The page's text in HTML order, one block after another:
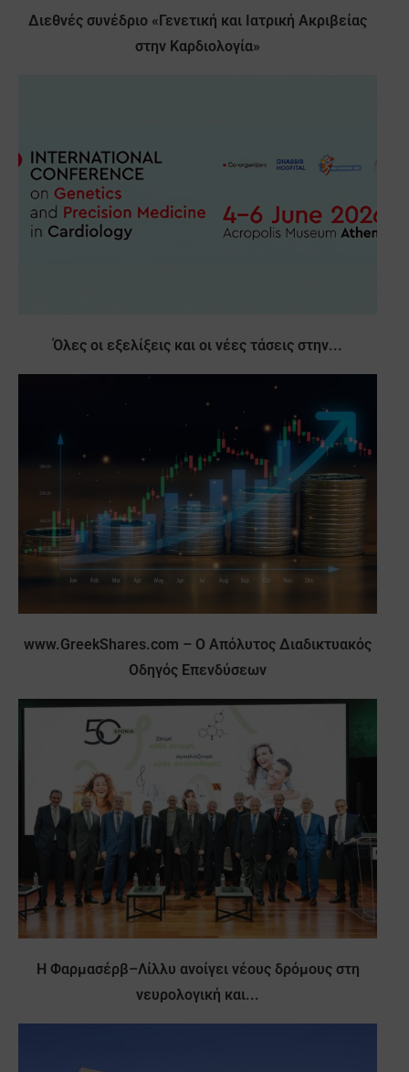
Διεθνές συνέδριο «Γενετική και Ιατρική Ακριβείας
στην Καρδιολογία»
Όλες οι εξελίξεις και οι νέες τάσεις στην...
www.GreekShares.com – O Απόλυτος Διαδικτυακός
Οδηγός Επενδύσεων
Η Φαρμασέρβ–Λίλλυ ανοίγει νέους δρόμους στη
νευρολογική και...